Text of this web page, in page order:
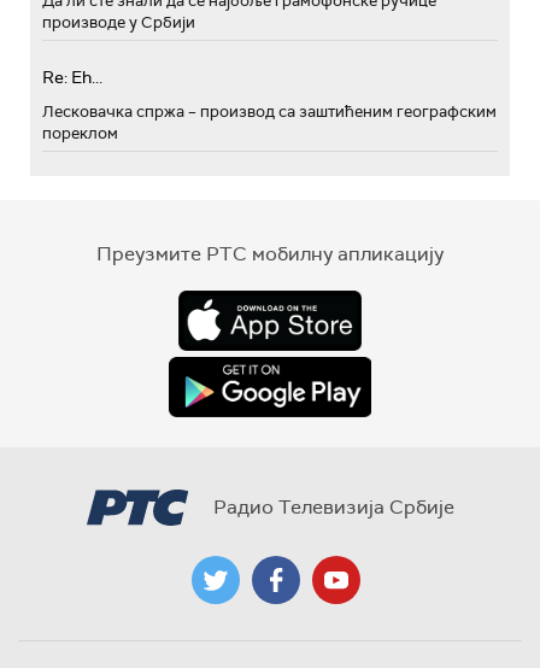
производе у Србији
Re: Eh...
Лесковачка спржа – производ са заштићеним географским
пореклом
Преузмите РТС мобилну апликацију
Радио Телевизија Србије